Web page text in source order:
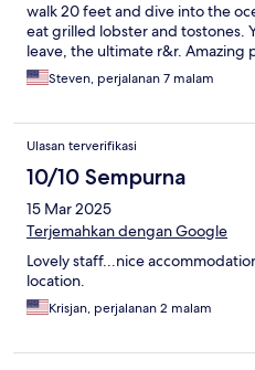
walk 20 feet and dive into the
eat grilled lobster and tostones.
leave, the ultimate r&r. Amazing
Steven, perjalanan 7 malam
Ulasan terverifikasi
10/10 Sempurna
15 Mar 2025
Terjemahkan dengan Google
Lovely staff...nice
location.
Krisjan, perjalanan 2 malam